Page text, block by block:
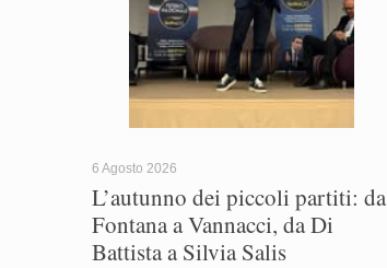
6 Agosto 2026
L’autunno dei piccoli partiti: da
Fontana a Vannacci, da Di
Battista a Silvia Salis